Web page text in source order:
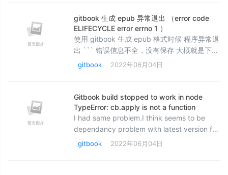
gitbook 生成 epub 异常退出 （error code
ELIFECYCLE error errno 1 ）
使用 gitbook 生成 epub 格式时候 程序异常退
出 ``` 错误信息不全，没有保存 大概就是下面
这个错误 npm-lifecycle/index.js:332:16
（calibre） 的。 是再执行下面程序时候 报
错。 升级到 calibr
gitbook 2022年06月04日
Gitbook build stopped to work in node
TypeError: cb.apply is not a function
I had same problem.I think seems to be
dependancy problem with latest version for
graceful-fs.
gitbook 2022年06月04日